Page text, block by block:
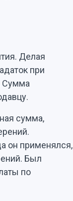
Делая
при
Сумма
сумма,
он применялся,
Был
по